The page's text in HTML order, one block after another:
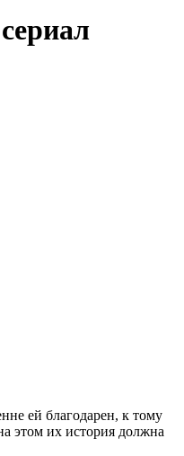
ей благодарен, к тому
этом их история должна